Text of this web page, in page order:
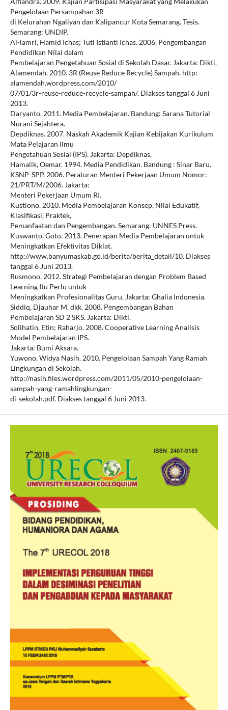
Pengelolaan Persampahan 3R
di Kelurahan Ngaliyan dan Kalipancur Kota Semarang. Tesis.
Semarang: UNDIP.
Al-lamri, Hamid Ichas; Tuti Istianti Ichas. 2006. Pengembangan
Pendidikan Nilai dalam
Pembelajaran Pengetahuan Sosial di Sekolah Dasar. Jakarta: Dikti.
Alamendah. 2010. 3R (Reuse Reduce Recycle) Sampah. http:
alamendah.wordpress.com/2010/
07/01/3r-reuse-reduce-recycle-sampah/. Diakses tanggal 6 Juni
2013.
Daryanto. 2011. Media Pembelajaran. Bandung: Sarana Tutorial
Nurani Sejahtera.
Depdiknas. 2007. Naskah Akademik Kajian Kebijakan Kurikulum
Mata Pelajaran Ilmu
Pengetahuan Sosial (IPS). Jakarta: Depdiknas.
Hamalik, Oemar. 1994. Media Pendidikan. Bandung : Sinar Baru.
KSNP-SPP. 2006. Peraturan Menteri Pekerjaan Umum Nomor:
21/PRT/M/2006. Jakarta:
Menteri Pekerjaan Umum RI.
Kustiono. 2010. Media Pembelajaran Konsep, Nilai Edukatif,
Klasifikasi, Praktek,
Pemanfaatan dan Pengembangan. Semarang: UNNES Press.
Kuswanto, Goto. 2013. Penerapan Media Pembelajaran untuk
Meningkatkan Efektivitas Diklat.
http://www.banyumaskab.go.id/berita/berita_detail/10. Diakses
tanggal 6 Juni 2013.
Rusmono. 2012. Strategi Pembelajaran dengan Problem Based
Learning Itu Perlu untuk
Meningkatkan Profesionalitas Guru. Jakarta: Ghalia Indonesia.
Siddiq, Djauhar M, dkk. 2008. Pengembangan Bahan
Pembelajaran SD 2 SKS. Jakarta: Dikti.
Solihatin, Etin; Raharjo. 2008. Cooperative Learning Analisis
Model Pembelajaran IPS.
Jakarta: Bumi Aksara.
Yuwono, Widya Nasih. 2010. Pengelolaan Sampah Yang Ramah
Lingkungan di Sekolah.
http://nasih.files.wordpress.com/2011/05/2010-pengelolaan-
sampah-yang-ramahlingkungan-
di-sekolah.pdf. Diakses tanggal 6 Juni 2013.